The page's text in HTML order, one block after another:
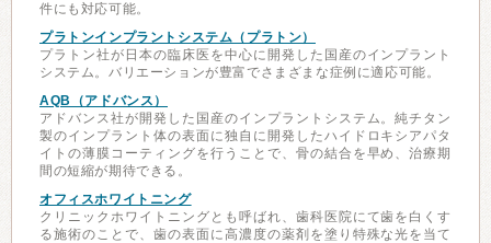
件にも対応可能。
プラトンインプラントシステム（プラトン）
プラトン社が日本の臨床医を中心に開発した国産のインプラント
システム。バリエーションが豊富でさまざまな症例に適応可能。
AQB（アドバンス）
アドバンス社が開発した国産のインプラントシステム。純チタン
製のインプラント体の表面に独自に開発したハイドロキシアパタ
イトの薄膜コーティングを行うことで、骨の結合を早め、治療期
間の短縮が期待できる。
オフィスホワイトニング
クリニックホワイトニングとも呼ばれ、歯科医院にて歯を白くす
る施術のことで、歯の表面に高濃度の薬剤を塗り特殊な光を当て